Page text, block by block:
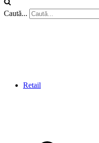
Caută...
Retail